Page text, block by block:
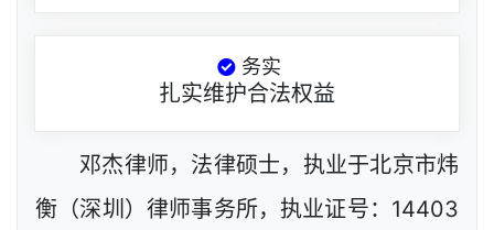
务实
扎实维护合法权益
邓杰律师，法律硕士，执业于北京市炜
衡（深圳）律师事务所，执业证号：14403